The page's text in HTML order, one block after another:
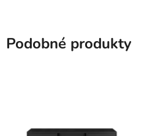
Podobné produkty